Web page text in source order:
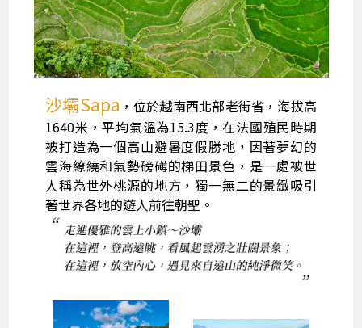
沙壩Sapa ，位於越南西北部老街省，海拔高
1640米，平均氣溫為15.3度，在法國殖民時期
被打造為一個高山避暑度假勝地，因著夢幻的
雲海繚繞和氣勢磅礡的梯田景色，是一處被世
人稱為世外桃源的地方，獨一無二的景緻吸引
著世界各地的遊人前往朝聖。